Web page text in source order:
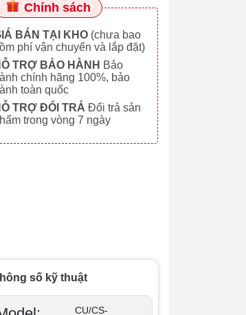
Chính sách
BÁN TẠI KHO(chưa bao
phí vận chuyển và lắp đặt)
TRỢ BẢO HÀNH Bảo
chính hãng 100%, bảo
toàn quốc
TRỢ ĐỔI TRẢ Đổi trả sản
trong vòng 7 ngày
số kỹ thuật
CU/CS-